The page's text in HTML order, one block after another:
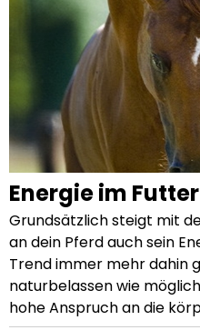
Energie im
Grundsätzlich steigt mit den Leistungsanforderungen an dein Pferd auch sein Energiebedarf. Auch wenn der Trend immer mehr dahin geht, Pferde so naturbelassen wie möglich zu füttern, so kann der hohe Anspruch an die körperlichen Anforderungen nicht mehr allein durch Raufutter gedeckt werden. Daher spielen vor allem bei Sportpferden andere Energielieferanten, wie Kraftfutter und Ergänzungsfuttermittel, eine immer größere Rolle. Wichtig ist hierbei zu wissen, welchen Einfluss diese auf den Energiehaushalt des Pferdes nehmen. Eine bedarfsgerechte Fütterung ist nach wie vor das A und O einer gesunden Fütterung. Welchen Energiebedarf hat ein Sportpferd? Der Energiebedarf ergibt sich aus der Arbeitsintensität (Basis oder intensiver Turnier- und Rennsport), der Sportart (Ausdauer oder Sprint), der Rasse (Vollblut oder Robustpony), dem Alter (Junior oder Senior) sowie dem Gesundheitszustand. Relevant sind neben den Aspekten des Pferdes auch die Haltungsbedingungen: bekommt dein Pferd täglichen Weidegang, wird es ausschließlich in der Box gehalten oder im Offenstall? Auch dies nimmt Einfluss auf den Energiebedarf des Pferdes. Grundsätzlich wird der Energiebedarf bei Pferden in Megajoule (MJ) pro Tag angegeben. Laut GfE (Gesellschaft für Ernährungsphysiologie) wird für ein 600kg schweres Warmblutpferd in Boxenhaltung 63 MJ angesetzt. Wird dein Pferd stark in seiner Leistung gefordert, so kann sich dieser Energiebedarf um bis zu 50% erhöhen. Allerdings ersetzen keine Zahlen und Tabellen das Auge des Pferdebesitzers. Jedes Pferd ist individuell – genauso wie seine Bedürfnisse. Dies gilt es auch stets in der Fütterung und Haltung zu beachten. So sorgst du nicht nur für eine körperliche, sondern auch für eine seelische Ausgeglichenheit deines Pferdes. Welche Nährstoffe sollte ein Sportpferd mit dem Futter aufnehmen? In den letzten Jahren hat sich in der Zucht von Sportpferden sehr viel verändert. Dressurpferde haben ein überragendes Gangwerk und eine unglaubliche Rittigkeit. Springpferde besitzen eine grenzenlose Springbegabung, und Rennpferde können explosionsartige Sprints auf längeren Distanzen hinlegen. Solche Disziplinen erfordern einen sehr hohen Energiebedarf, der durch eine naturbelassene Fütterung kaum mehr zu decken ist. Dennoch solltest du beachten, dass der Magen-Darm-Trakt von Pferden nicht grenzenlos mit Nährstoffen gefüllt werden kann. Ist die Energieaufnahme höher als der Energiebedarf, kann dies langfristig zu nicht unerheblichen Problemen wie z.B. Koliken oder Hufrehe führen. Raufutter ist und bleibt die gesunde Grundfütterung Eine ausreichende Fütterung mit Raufutter ist für jedes Pferd essentiell wichtig. Spare daher niemals an Heu, Stroh und Gras für dein Pferd – egal ob Freizeit- oder Sportpferd. Trotz des erhöhten Energiebedarfs bei Sportpferden und dem relativ kleinen Magen-Füllvolumens ist eine Heuration von weniger als 1,5kg pro 100kg Körpergewicht nicht empfehlenswert. Durch eine ausreichende Raufütterung wird die Kautätigkeit und somit die Speichelproduktion angeregt, die einer gesunden Verdauung und der Vorbeugung von Magengeschwüren dient. Des Weiteren baut dein Pferd mittels einer langen Kautätigkeit Stress ab und ist länger beschäftigt, so dass das Risiko auf die Entwicklung von Verhaltensstörungen wie Weben oder Koppen reduziert wird. Kraftfutter als sinnvolle Ergänzung zum Grundfutter Mit steigender Leistungsanforderung steigt auch der Energiebedarf deines Pferdes, welcher dann nicht mehr ausschließlich über Raufutter gedeckt werden kann. Zum Leistungserhalt und zur Leistungssteigerung kann eine Zufütterung von Kraftfutter in diesem Fall sinnvoll sein. Je nach Sportart sind die Ansprüche an das Kraftfutter jedoch unterschiedlich. Der Pferdesport besteht aus vielen verschiedenen Disziplinen und bei jeder Disziplin werden verschiedene Eigenschaften von einem Pferd verlangt. In der Dressur muss das Pferd viel Geduld und eine gute Ausdauer haben. Im Gegensatz dazu benötigt das Pferd im Rennsport mit vielen Sprints besonders explosive Energie. Eiweiß im Pferdefutter Pferde im Leistungssport haben einen erhöhten Eiweißbedarf, da hier vor allem der Muskelaufbau und die Muskelregeneration im Vordergrund stehen. Dabei ist allerdings nicht der Gesamt-Eiweißgehalt im Futter entscheidend, sondern vielmehr die Eiweißzusammensetzung und konkret der Gehalt an essentiellen Aminosäuren. Die Toppings Pavo TopSport und die getreidefreie Variante Pavo RiceBran sind zum Beispiel besonders reich an essentiellen Aminosäuren und somit bestens für Sportpferde geeignet. Eine nicht bedarfsgerechte Eiweißfütterung sollte allerdings vermieden werden, da diese sowohl die Leber als auch die Nieren langfristig schädigen kann. Du möchtest mehr über den Eiweißbedarf von Pferden